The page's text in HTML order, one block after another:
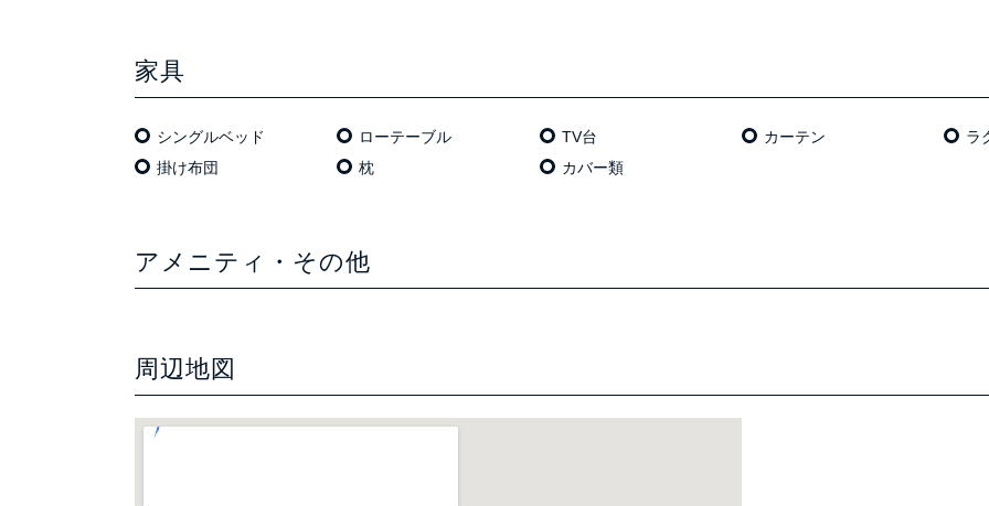
家具
シングルベッド ローテーブル TV台 カーテン ラ
掛け布団
枕 カバー類
アメニティ・その他
周辺地図